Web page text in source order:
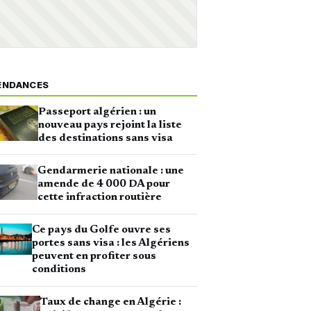
Passeport algérien : un
nouveau pays rejoint la liste
des destinations sans visa
Gendarmerie nationale : une
amende de 4 000 DA pour
cette infraction routière
Ce pays du Golfe ouvre ses
portes sans visa : les Algériens
peuvent en profiter sous
conditions
Taux de change en Algérie :